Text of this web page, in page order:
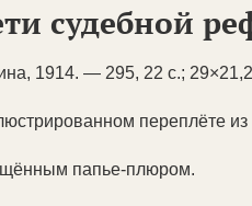
судебной
1914. — 295, 22 с.;
переплёте
папье-плюром.